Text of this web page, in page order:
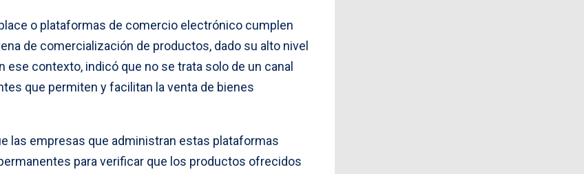
o plataformas de comercio electrónico cumplen
de comercialización de productos, dado su alto nivel
ese contexto, indicó que no se trata solo de un canal
que permiten y facilitan la venta de bienes
las empresas que administran estas plataformas
para verificar que los productos ofrecidos